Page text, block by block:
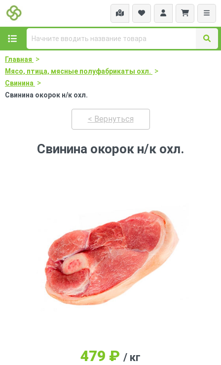
Главная >
Мясо, птица, мясные полуфабрикаты охл. >
Свинина >
Свинина окорок н/к охл.
< Вернуться
Свинина окорок н/к охл.
479 ₽ / кг